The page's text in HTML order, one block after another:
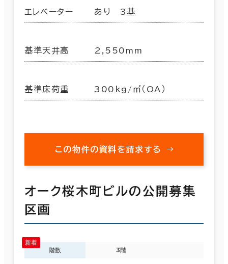
エレベーター あり 3基
基準天井高 2,550mm
基準床荷重 300kg/㎡（OA）
この物件の資料を請求する
オーク桜木町ビルの公開募集
区画
階数 3階